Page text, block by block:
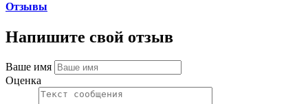
Отзывы
Напишите свой отзыв
Ваше имя
Оценка